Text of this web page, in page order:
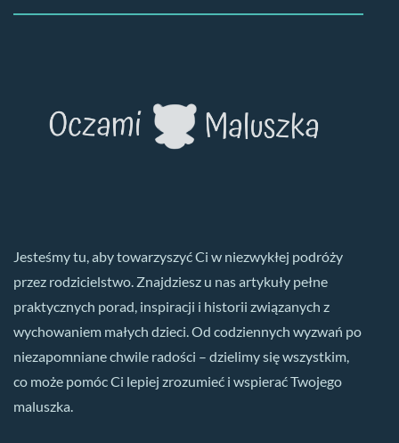
Jesteśmy tu, aby towarzyszyć Ci w niezwykłej podróży
przez rodzicielstwo. Znajdziesz u nas artykuły pełne
praktycznych porad, inspiracji i historii związanych z
wychowaniem małych dzieci. Od codziennych wyzwań po
niezapomniane chwile radości – dzielimy się wszystkim,
co może pomóc Ci lepiej zrozumieć i wspierać Twojego
maluszka.